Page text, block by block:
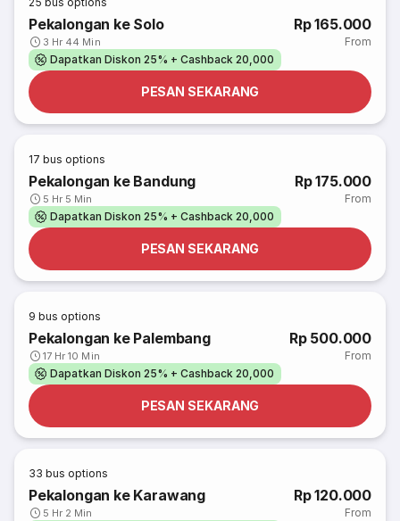
Pekalongan ke Solo
3 Hr 44 Min
Rp 165.000
From
Dapatkan Diskon 25% + Cashback 20,000
PESAN SEKARANG
17 bus options
Pekalongan ke Bandung
5 Hr 5 Min
Rp 175.000
From
Dapatkan Diskon 25% + Cashback 20,000
PESAN SEKARANG
9 bus options
Pekalongan ke Palembang
17 Hr 10 Min
Rp 500.000
From
Dapatkan Diskon 25% + Cashback 20,000
PESAN SEKARANG
33 bus options
Pekalongan ke Karawang
5 Hr 2 Min
Rp 120.000
From